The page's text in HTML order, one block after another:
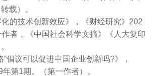
载）。
的技术创新效应》，《财经研究》202
者，《中国社会科学文摘》《人大复印
”倡议可以促进中国企业创新吗?》，
年第1期。（第一作者）。